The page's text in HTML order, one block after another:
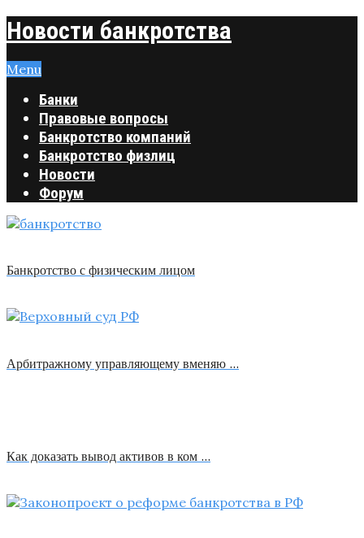
Новости банкротства
Menu
Банки
Правовые вопросы
Банкротство компаний
Банкротство физлиц
Новости
Форум
Банкротство с физическим лицом
Арбитражному управляющему вменяю …
Как доказать вывод активов в ком …